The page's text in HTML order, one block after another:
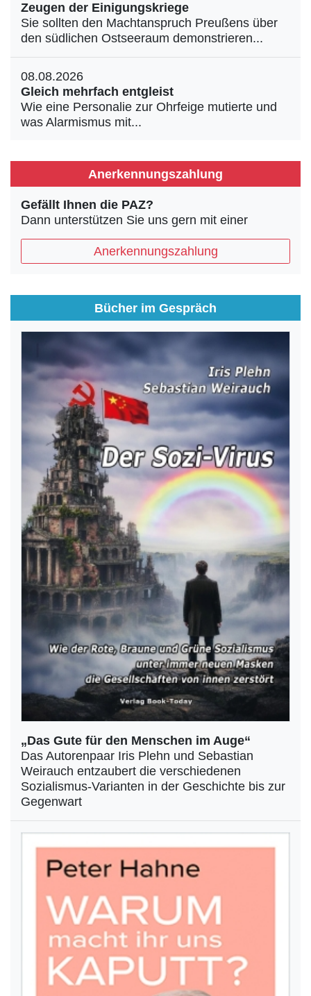
Zeugen der Einigungskriege
Sie sollten den Machtanspruch Preußens über
den südlichen Ostseeraum demonstrieren...
08.08.2026
Gleich mehrfach entgleist
Wie eine Personalie zur Ohrfeige mutierte und
was Alarmismus mit...
Anerkennungszahlung
Gefällt Ihnen die PAZ?
Dann unterstützen Sie uns gern mit einer
Anerkennungszahlung
Bücher im Gespräch
„Das Gute für den Menschen im Auge“
Das Autorenpaar Iris Plehn und Sebastian
Weirauch entzaubert die verschiedenen
Sozialismus-Varianten in der Geschichte bis zur
Gegenwart